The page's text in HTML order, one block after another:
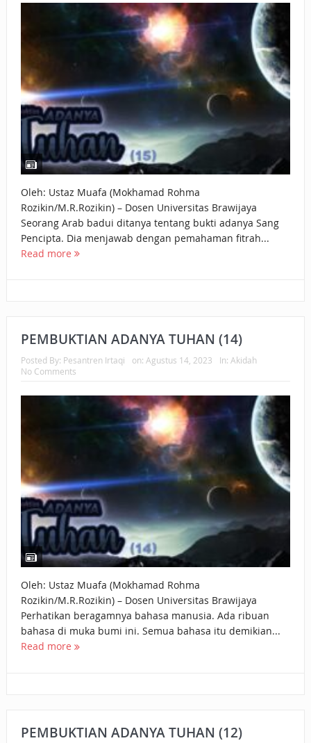
BAGAIMANA CARA MEMBAYAR ZAKAT UANG?
UANG HARAM BISA MENJADI HALAL JIKA SEBAB
KEPEMILIKANNYA BERUBAH
ISTIDLAL BATIL VS ISTIDLAL SYAR’I
BAHASA CINTA KARENA ALLAH
HUKUM MEMBAYAR ZAKAT DENGAN CARA MENGANGSUR
Oleh: Ustaz Muafa (Mokhamad Rohma
Rozikin/M.R.Rozikin) – Dosen Universitas Brawijaya
Seorang Arab badui ditanya tentang bukti adanya Sang
Pencipta. Dia menjawab dengan pemahaman fitrah...
Read more
PEMBUKTIAN ADANYA TUHAN (14)
Posted By: Pesantren Irtaqi on: Agustus 14, 2023 In: Akidah
No Comments
Oleh: Ustaz Muafa (Mokhamad Rohma
Rozikin/M.R.Rozikin) – Dosen Universitas Brawijaya
Perhatikan beragamnya bahasa manusia. Ada ribuan
bahasa di muka bumi ini. Semua bahasa itu demikian...
Read more
PEMBUKTIAN ADANYA TUHAN (12)